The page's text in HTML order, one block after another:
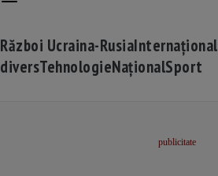
Război Ucraina-RusiaInternațional
diversTehnologieNaționalSport